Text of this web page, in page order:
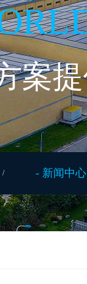
列
列
案
/ - 新闻中心